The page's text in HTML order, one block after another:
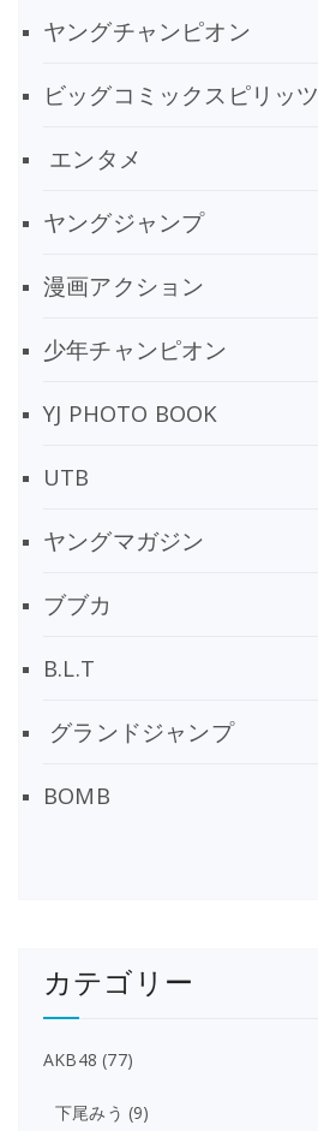
ヤングチャンピオン
ビッグコミックスピリッツ
エンタメ
ヤングジャンプ
漫画アクション
少年チャンピオン
YJ PHOTO BOOK
UTB
ヤングマガジン
ブブカ
B.L.T
グランドジャンプ
BOMB
カテゴリー
AKB48 (77)
下尾みう (9)